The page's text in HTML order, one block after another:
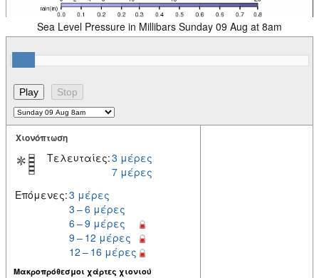
Sea Level Pressure in Millibars Sunday 09 Aug at 8am
Χιονόπτωση
Τελευταίες:3 μέρες
7 μέρες
Επόμενες:3 μέρες
3 – 6 μέρες
6 – 9 μέρες
9 – 12 μέρες
12 – 16 μέρες
Μακροπρόθεσμοι χάρτες χιονιού